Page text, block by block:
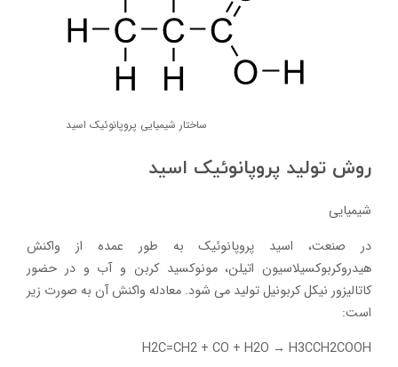
ساختار شیمیایی پروپانوئیک اسید
روش تولید پروپانوئیک اسید
شیمیایی
در صنعت، اسید پروپانوئيک به طور عمده از واکنش
هیدروکربوکسیلاسیون اتیلن، مونوکسید کربن و آب و در حضور
کاتالیزور نیکل کربونیل تولید می شود. معادله واکنش آن به صورت زیر
است:
H2C=CH2 + CO + H2O → H3CCH2COOH